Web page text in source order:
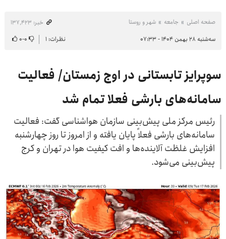
صفحه اصلی جامعه شهر و روستا
خبر: ۱۳۷٬۴۲۳
سه‌شنبه ۲۸ بهمن ۱۴۰۴ - ۰۷:۳۳
نظرات: ۱ ۰-۰
سوپرایز تابستانی در اوج زمستان/ فعالیت
سامانه‌های بارشی فعلا تمام شد
رئیس مرکز ملی پیش‌بینی سازمان هواشناسی گفت: فعالیت
سامانه‌های بارشی فعلاً پایان یافته و از امروز تا روز چهارشنبه
افزایش غلظت آلاینده‌ها و افت کیفیت هوا در تهران و کرج
پیش‌بینی می‌شود.